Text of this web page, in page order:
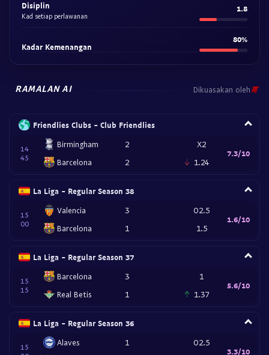
Disiplin
Kad setiap perlawanan
1.8
Kadar Kemenangan
80%
RAMALAN AI Dikuasakan oleh
Friendlies Clubs - Club Friendlies
14
45
Birmingham
Barcelona
2
2
X2
1.24
7.3/10
La Liga - Regular Season 38
15
00
Valencia
Barcelona
3
1
O2.5
1.5
1.6/10
La Liga - Regular Season 37
15
15
Barcelona
Real Betis
3
1
1
1.37
5.6/10
La Liga - Regular Season 36
15
Alaves 1
O2.5
3.3/10